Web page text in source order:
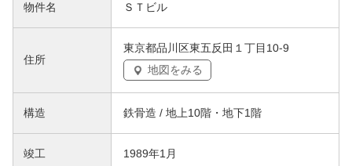
物件名 ＳＴビル
住所
東京都品川区東五反田１丁目10-9
地図をみる
構造 鉄骨造 / 地上10階・地下1階
竣工 1989年1月